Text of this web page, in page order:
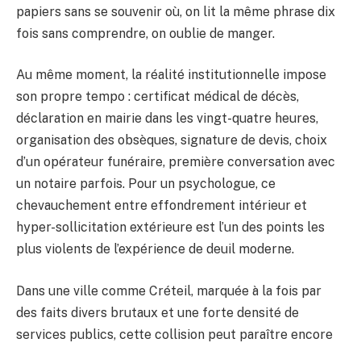
papiers sans se souvenir où, on lit la même phrase dix
fois sans comprendre, on oublie de manger.
Au même moment, la réalité institutionnelle impose
son propre tempo : certificat médical de décès,
déclaration en mairie dans les vingt-quatre heures,
organisation des obsèques, signature de devis, choix
d’un opérateur funéraire, première conversation avec
un notaire parfois. Pour un psychologue, ce
chevauchement entre effondrement intérieur et
hyper-sollicitation extérieure est l’un des points les
plus violents de l’expérience de deuil moderne.
Dans une ville comme Créteil, marquée à la fois par
des faits divers brutaux et une forte densité de
services publics, cette collision peut paraître encore